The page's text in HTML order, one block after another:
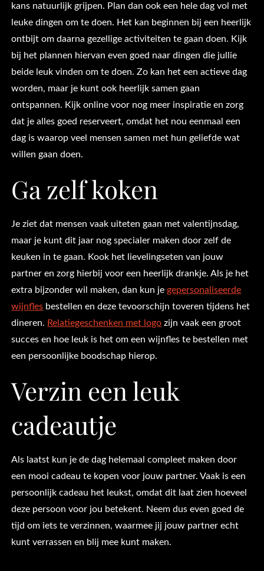
kans natuurlijk grijpen. Plan dan ook een hele dag vol met
leuke dingen om te doen. Het kan beginnen bij een heerlijk
ontbijt om daarna gezellige activiteiten te gaan doen. Kijk
bij het plannen hiervan even goed naar dingen die jullie
beide leuk vinden om te doen. Zo kan het een actieve dag
worden, maar je kunt ook heerlijk samen gaan
ontspannen. Kijk online voor nog meer inspiratie en zorg
dat je alles goed reserveert, omdat het nou eenmaal een
dag is waarop veel mensen samen met hun geliefde wat
willen gaan doen.
Ga zelf koken
Je ziet dat mensen vaak uiteten gaan met valentijnsdag,
maar je kunt dit jaar nog specialer maken door zelf de
keuken in te gaan. Kook het lievelingseten van jouw
partner en zorg hierbij voor een heerlijk drankje. Als je het
extra bijzonder wil maken, dan kun je gepersonaliseerde
wijnfles bestellen en deze tevoorschijn toveren tijdens het
dineren. Relatiegeschenken met logo zijn vaak een groot
succes en hoe leuk is het om een wijnfles te bestellen met
een persoonlijke boodschap hierop.
Verzin een leuk
cadeautje
Als laatst kun je de dag helemaal compleet maken door
een mooi cadeau te kopen voor jouw partner. Vaak is een
persoonlijk cadeau het leukst, omdat dit laat zien hoeveel
deze persoon voor jou betekent. Neem dus even goed de
tijd om iets te verzinnen, waarmee jij jouw partner echt
kunt verrassen en blij mee kunt maken.